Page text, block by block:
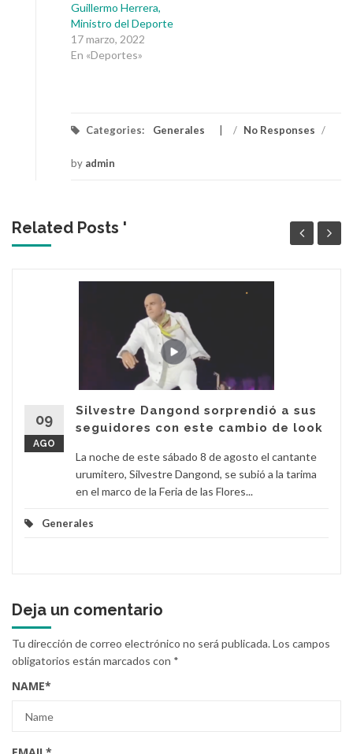
Guillermo Herrera,
Ministro del Deporte
17 marzo, 2022
En «Deportes»
Categories: Generales / No Responses /
by admin
Related Posts '
09
AGO
Silvestre Dangond sorprendió a sus
seguidores con este cambio de look
La noche de este sábado 8 de agosto el cantante
urumitero, Silvestre Dangond, se subió a la tarima
en el marco de la Feria de las Flores...
Generales
Deja un comentario
Tu dirección de correo electrónico no será publicada.Los campos
obligatorios están marcados con *
NAME*